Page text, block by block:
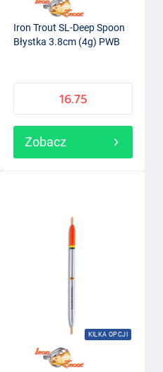
Iron Trout SL-Deep Spoon
Błystka 3.8cm (4g) PWB
16.75
Zobacz
KILKA OPCJI